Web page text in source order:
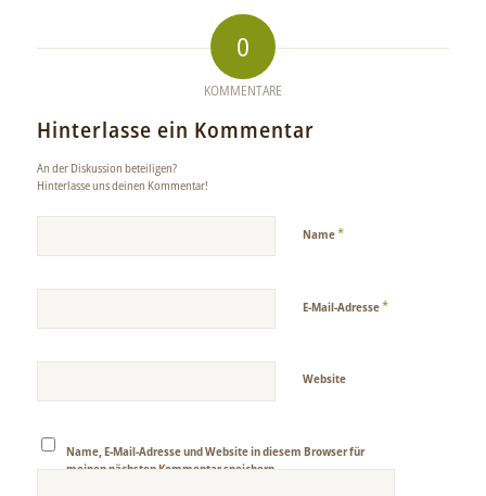
0
KOMMENTARE
Hinterlasse ein Kommentar
An der Diskussion beteiligen?
Hinterlasse uns deinen Kommentar!
Name*
E-Mail-Adresse*
Website
Name, E-Mail-Adresse und Website in diesem Browser für
meinen nächsten Kommentar speichern.